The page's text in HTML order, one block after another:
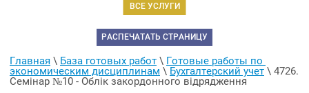
ВСЕ УСЛУГИ
РАСПЕЧАТАТЬ СТРАНИЦУ
Главная \ База готовых работ \ Готовые работы по
экономическим дисциплинам \ Бухгалтерский учет \ 4726.
Семінар №10 - Облік закордонного відрядження